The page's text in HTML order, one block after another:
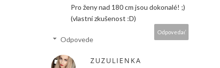
Pro ženy nad 180 cm jsou dokonalé! ;)
(vlastní zkušenost :D)
Odpovedať
Odpovede
ZUZULIENKA